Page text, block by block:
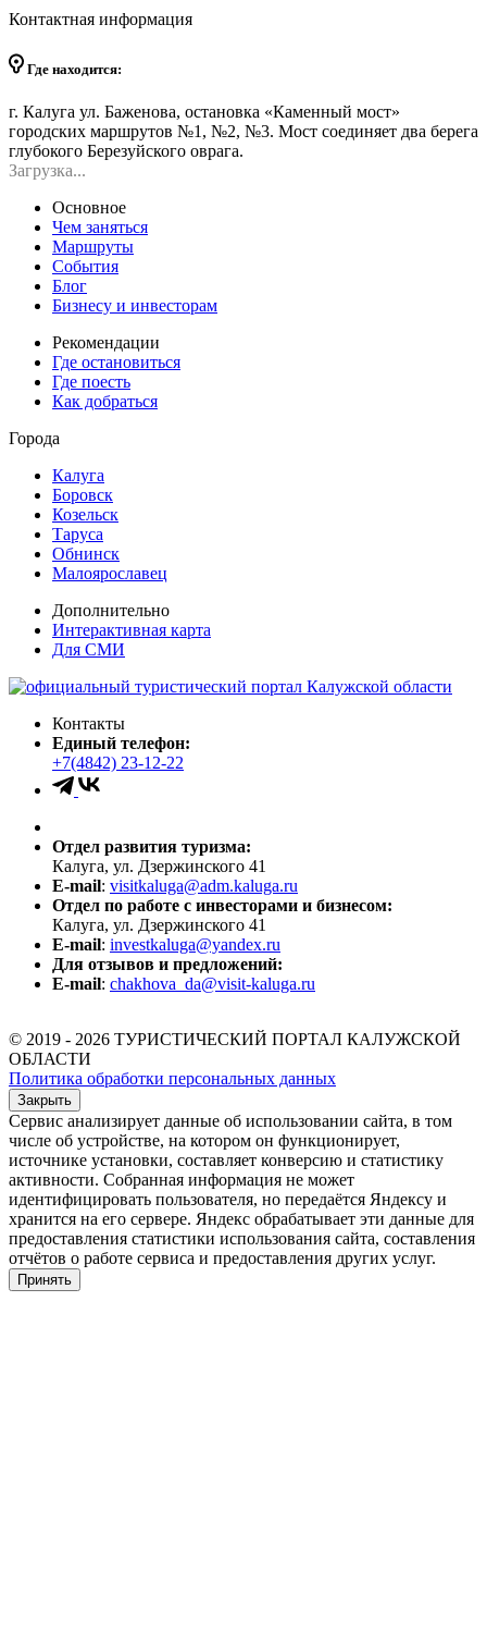
Контактная информация
Где находится:
г. Калуга ул. Баженова, остановка «Каменный мост»
городских маршрутов №1, №2, №3. Мост соединяет два берега
глубокого Березуйского оврага.
Загрузка...
Основное
Чем заняться
Маршруты
События
Блог
Бизнесу и инвесторам
Рекомендации
Где остановиться
Где поесть
Как добраться
Города
Калуга
Боровск
Козельск
Таруса
Обнинск
Малоярославец
Дополнительно
Интерактивная карта
Для СМИ
Контакты
Единый телефон:
+7(4842) 23-12-22
Отдел развития туризма:
Калуга, ул. Дзержинского 41
E-mail: visitkaluga@adm.kaluga.ru
Отдел по работе с инвесторами и бизнесом:
Калуга, ул. Дзержинского 41
E-mail: investkaluga@yandex.ru
Для отзывов и предложений:
E-mail: chakhova_da@visit-kaluga.ru
© 2019 - 2026 ТУРИСТИЧЕСКИЙ ПОРТАЛ КАЛУЖСКОЙ
ОБЛАСТИ
Политика обработки персональных данных
Закрыть
Сервис анализирует данные об использовании сайта, в том
числе об устройстве, на котором он функционирует,
источнике установки, составляет конверсию и статистику
активности. Собранная информация не может
идентифицировать пользователя, но передаётся Яндексу и
хранится на его сервере. Яндекс обрабатывает эти данные для
предоставления статистики использования сайта, составления
отчётов о работе сервиса и предоставления других услуг.
Принять